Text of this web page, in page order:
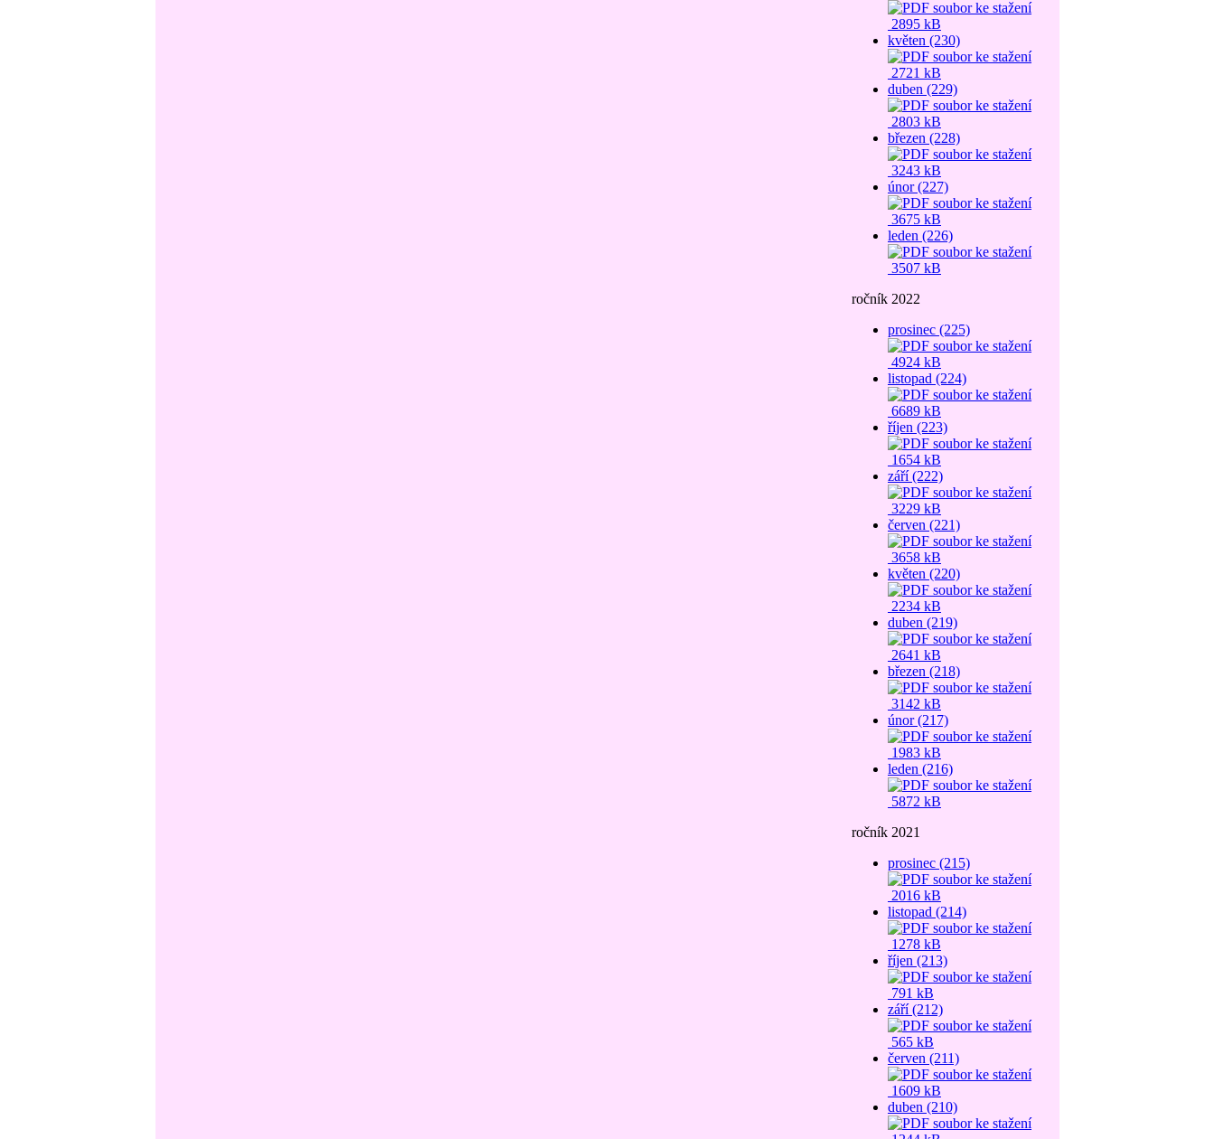
2895 kB
květen (230)
2721 kB
duben (229)
2803 kB
březen (228)
3243 kB
únor (227)
3675 kB
leden (226)
3507 kB
ročník 2022
prosinec (225)
4924 kB
listopad (224)
6689 kB
říjen (223)
1654 kB
září (222)
3229 kB
červen (221)
3658 kB
květen (220)
2234 kB
duben (219)
2641 kB
březen (218)
3142 kB
únor (217)
1983 kB
leden (216)
5872 kB
ročník 2021
prosinec (215)
2016 kB
listopad (214)
1278 kB
říjen (213)
791 kB
září (212)
565 kB
červen (211)
1609 kB
duben (210)